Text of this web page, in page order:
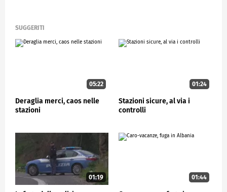
ESTERI
SUGGERITI
05:22
Deraglia merci, caos nelle
stazioni
01:24
Stazioni sicure, al via i
controlli
01:19 01:44